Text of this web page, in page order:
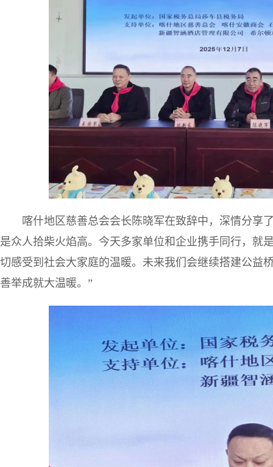
喀什地区慈善总会会长陈晓军在致辞中，深情分享
是众人拾柴火焰高。今天多家单位和企业携手同行，就
切感受到社会大家庭的温暖。未来我们会继续搭建公益
善举成就大温暖。”